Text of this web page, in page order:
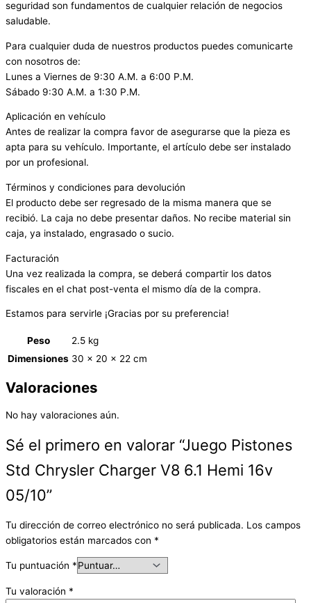
seguridad son fundamentos de cualquier relación de negocios
saludable.
Para cualquier duda de nuestros productos puedes comunicarte
con nosotros de:
Lunes a Viernes de 9:30 A.M. a 6:00 P.M.
Sábado 9:30 A.M. a 1:30 P.M.
Aplicación en vehículo
Antes de realizar la compra favor de asegurarse que la pieza es
apta para su vehículo. Importante, el artículo debe ser instalado
por un profesional.
Términos y condiciones para devolución
El producto debe ser regresado de la misma manera que se
recibió. La caja no debe presentar daños. No recibe material sin
caja, ya instalado, engrasado o sucio.
Facturación
Una vez realizada la compra, se deberá compartir los datos
fiscales en el chat post-venta el mismo día de la compra.
Estamos para servirle ¡Gracias por su preferencia!
Peso
2.5 kg
Dimensiones 30 × 20 × 22 cm
Valoraciones
No hay valoraciones aún.
Sé el primero en valorar “Juego Pistones
Std Chrysler Charger V8 6.1 Hemi 16v
05/10”
Tu dirección de correo electrónico no será publicada. Los campos
obligatorios están marcados con *
Tu puntuación *
Tu valoración *